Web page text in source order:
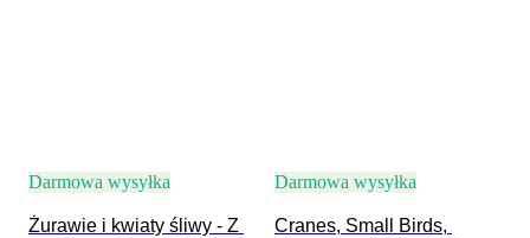
Darmowa wysyłka
Żurawie i kwiaty śliwy - Z
Darmowa wysyłka
Cranes, Small Birds,